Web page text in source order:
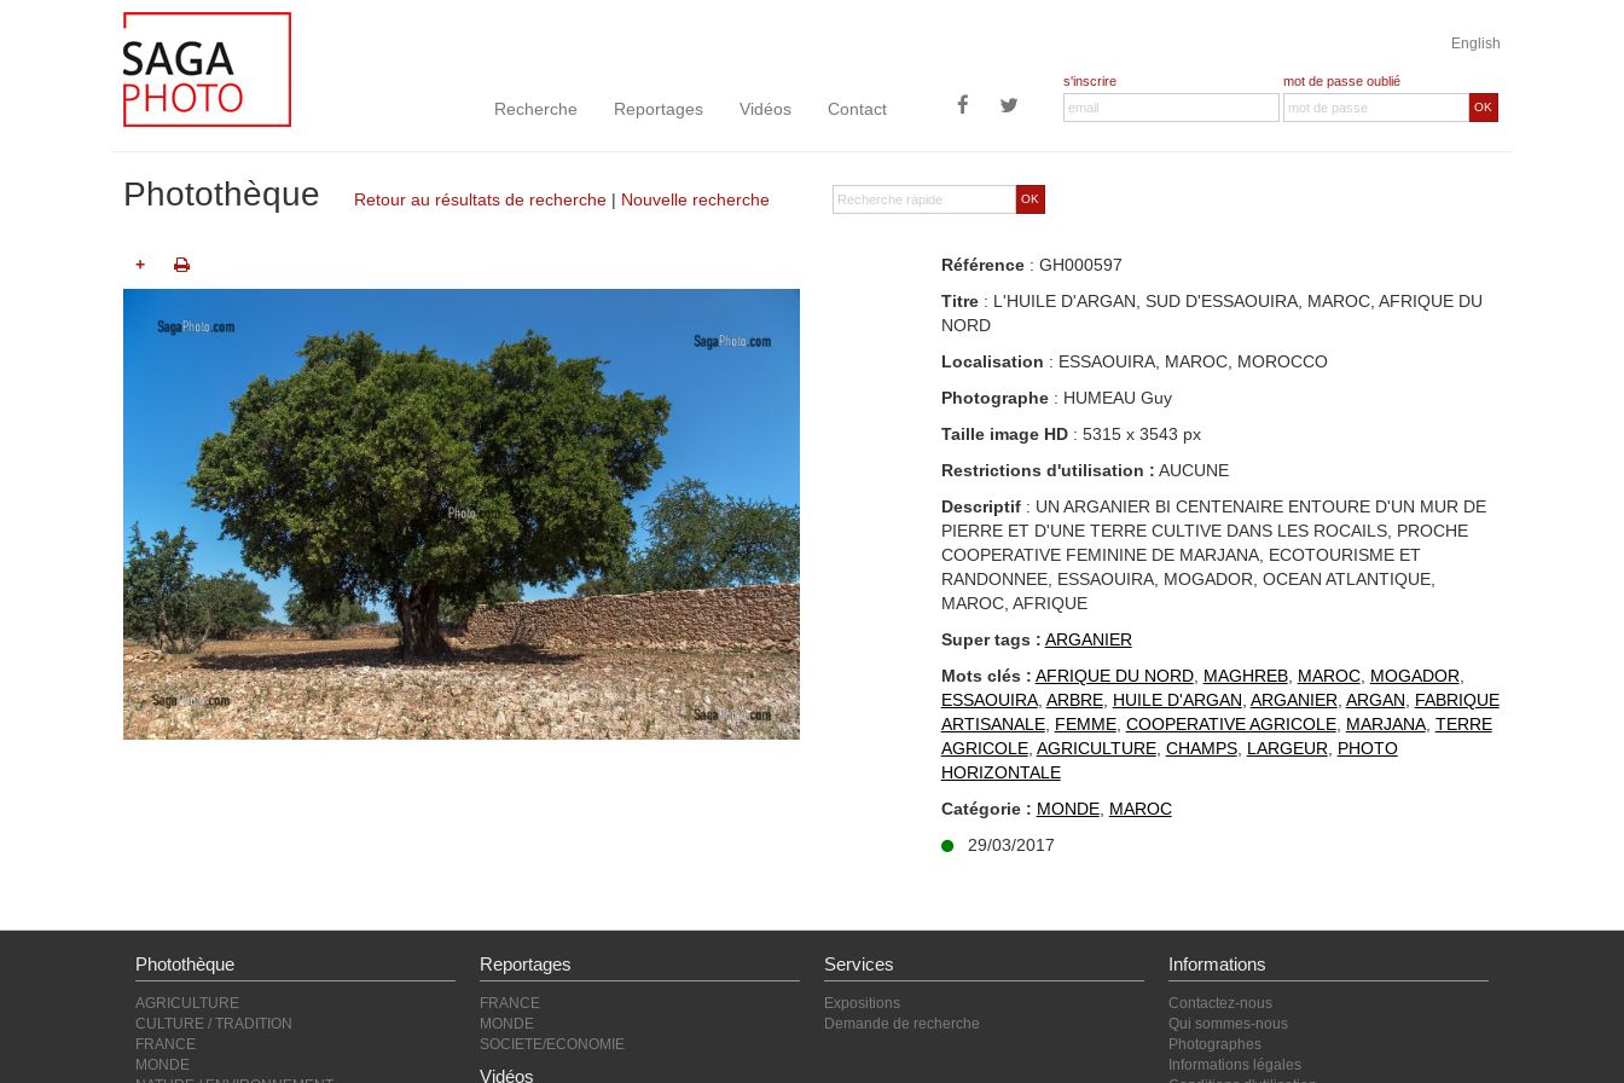
English
Recherche Reportages Vidéos Contact
s'inscrire mot de passe oublié
OK
OK
Photothèque Retour au résultats de recherche | Nouvelle recherche
+ Référence: GH000597
Titre: L'HUILE D'ARGAN, SUD D'ESSAOUIRA, MAROC, AFRIQUE DU
NORD
Localisation : ESSAOUIRA, MAROC, MOROCCO
Photographe: HUMEAU Guy
Taille image HD: 5315 x 3543 px
Restrictions d'utilisation : AUCUNE
Descriptif: UN ARGANIER BI CENTENAIRE ENTOURE D'UN MUR DE
PIERRE ET D'UNE TERRE CULTIVE DANS LES ROCAILS, PROCHE
COOPERATIVE FEMININE DE MARJANA, ECOTOURISME ET
RANDONNEE, ESSAOUIRA, MOGADOR, OCEAN ATLANTIQUE,
MAROC, AFRIQUE
Super tags : ARGANIER
Mots clés : AFRIQUE DU NORD, MAGHREB, MAROC, MOGADOR
ESSAOUIRA, ARBRE, HUILE D'ARGAN ARGANIER ARGAN
FABRIQUE
ARTISANALE, FEMME, COOPERATIVE AGRICOLE, MARJANA, TERRE
AGRICOLE, AGRICULTURE, CHAMPS, LARGEUR
PHOTO
HORIZONTALE
Catégorie : MONDE, MAROC
29/03/2017
Photothèque
AGRICULTURE
CULTURE / TRADITION
FRANCE
MONDE
Reportages
FRANCE
MONDE
SOCIETE/ECONOMIE
Vidéos
Services
Expositions
Demande de recherche
Informations
Contactez-nous
Qui sommes-nous
Photographes
Informations légales